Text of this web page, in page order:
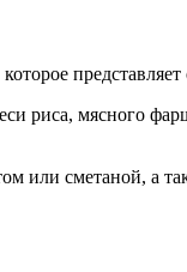
риса, мясного
или сметаной, а